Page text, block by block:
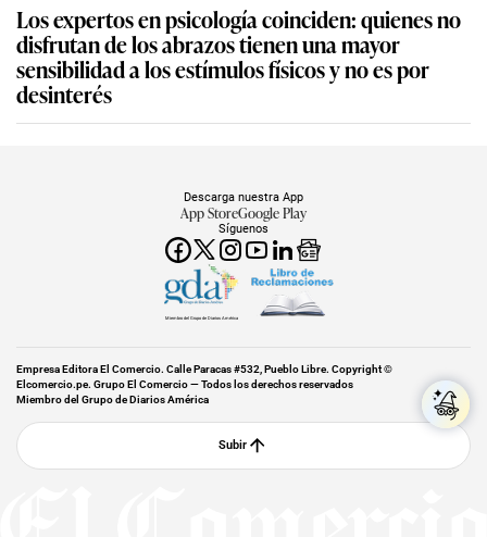
Los expertos en psicología coinciden: quienes no
disfrutan de los abrazos tienen una mayor
sensibilidad a los estímulos físicos y no es por
desinterés
Síguenos
Descarga nuestra App
App StoreGoogle Play
Miembro del Grupo de Diarios América
Empresa Editora El Comercio. Calle Paracas #532, Pueblo Libre. Copyright ©
Elcomercio.pe. Grupo El Comercio — Todos los derechos reservados
Miembro del Grupo de Diarios América
Subir